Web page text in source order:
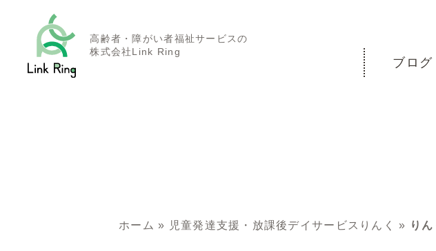
高齢者・障がい者福祉サービスの
株式会社Link Ring
ブログ
ホーム » 児童発達支援・放課後デイサービスりんく » り